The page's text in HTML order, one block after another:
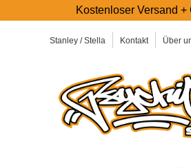
Stanley / Stella Kontakt Über
Kostenloser Versand +